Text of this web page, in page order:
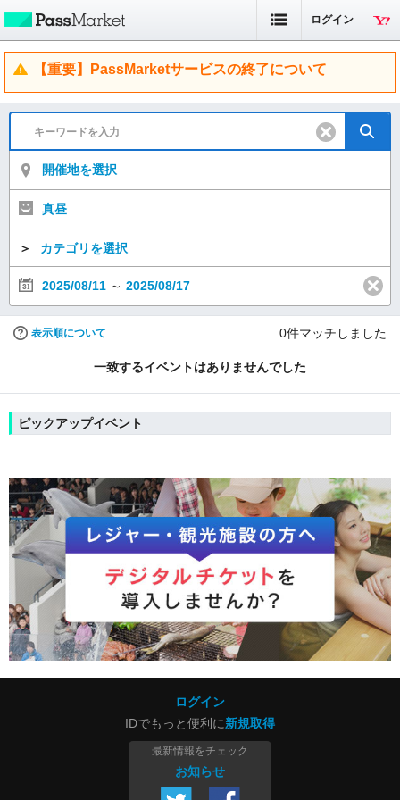
ログイン
【重要】PassMarketサービスの終了について
開催地を選択
真昼
＞ カテゴリを選択
2025/08/11 ～ 2025/08/17
表示順について 0件マッチしました
一致するイベントはありませんでした
ピックアップイベント
ログイン
IDでもっと便利に新規取得
最新情報をチェック
お知らせ